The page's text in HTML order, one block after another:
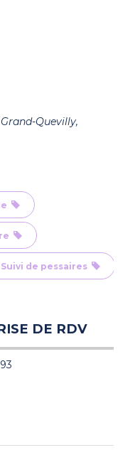
Grand-Quevilly,
de pessaires
DE RDV